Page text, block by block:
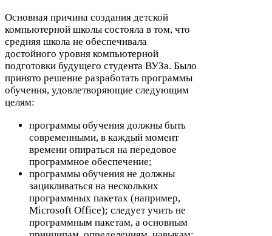
Основная причина создания детской
компьютерной школы состояла в том, что
средняя школа не обеспечивала
достойного уровня компьютерной
подготовки будущего студента ВУЗа. Было
принято решение разработать программы
обучения, удовлетворяющие следующим
целям:
программы обучения должны быть
современными, в каждый момент
времени опираться на передовое
программное обеспечение;
программы обучения не должны
зацикливаться на нескольких
программных пакетах (например,
Microsoft Office); следует учить не
программным пакетам, а основным